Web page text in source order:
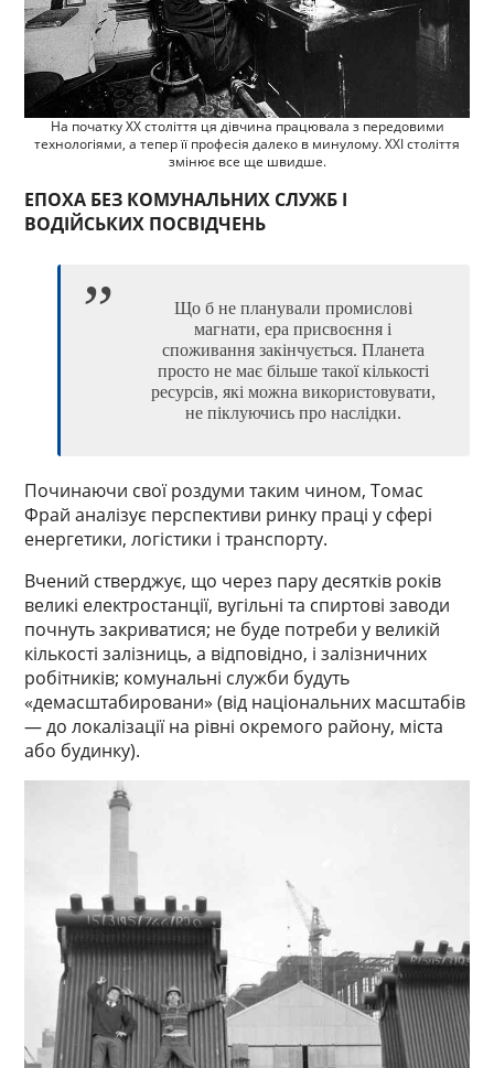
На початку XX століття ця дівчина працювала з передовими
технологіями, а тепер її професія далеко в минулому. XXI століття
змінює все ще швидше.
ЕПОХА БЕЗ КОМУНАЛЬНИХ СЛУЖБ І
ВОДІЙСЬКИХ ПОСВІДЧЕНЬ
Що б не планували промислові
магнати, ера присвоєння і
споживання закінчується. Планета
просто не має більше такої кількості
ресурсів, які можна використовувати,
не піклуючись про наслідки.
Починаючи свої роздуми таким чином, Томас
Фрай аналізує перспективи ринку праці у сфері
енергетики, логістики і транспорту.
Вчений стверджує, що через пару десятків років
великі електростанції, вугільні та спиртові заводи
почнуть закриватися; не буде потреби у великій
кількості залізниць, а відповідно, і залізничних
робітників; комунальні служби будуть
«демасштабировани» (від національних масштабів
— до локалізації на рівні окремого району, міста
або будинку).